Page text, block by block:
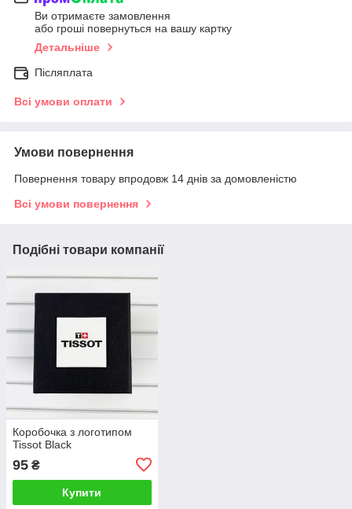
Ви отримаєте замовлення
або гроші повернуться на вашу картку
Детальніше
Післяплата
Всі умови оплати
Умови повернення
Повернення товару впродовж 14 днів за домовленістю
Всі умови повернення
Подібні товари компанії
Коробочка з логотипом
Tissot Black
95 ₴
Купити